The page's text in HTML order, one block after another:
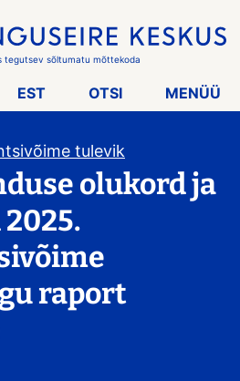
tegutsev sõltumatu mõttekoda
EST OTSI MENÜÜ
tulevik
olukord ja
raport